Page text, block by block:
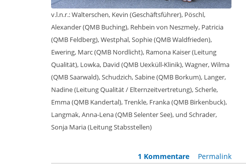
v.l.n.r.: Walterschen, Kevin (Geschäftsführer), Pöschl,
Alexander (QMB Buching), Rehbein von Neszmely, Patricia
(QMB Feldberg), Westphal, Sophie (QMB Waldfrieden),
Ewering, Marc (QMB Nordlicht), Ramona Kaiser (Leitung
Qualität), Lowka, David (QMB Uexküll-Klinik), Wagner, Wilma
(QMB Saarwald), Schudzich, Sabine (QMB Borkum), Langer,
Nadine (Leitung Qualität / Elternzeitvertretung), Scherle,
Emma (QMB Kandertal), Trenkle, Franka (QMB Birkenbuck),
Langmak, Anna-Lena (QMB Selenter See), und Schrader,
Sonja Maria (Leitung Stabsstellen)
1 Kommentare Permalink